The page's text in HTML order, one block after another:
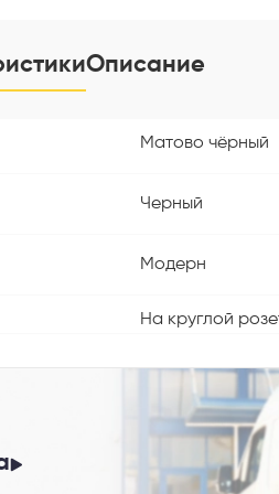
Описание
Матово чёрный
Черный
Модерн
На круглой
Я